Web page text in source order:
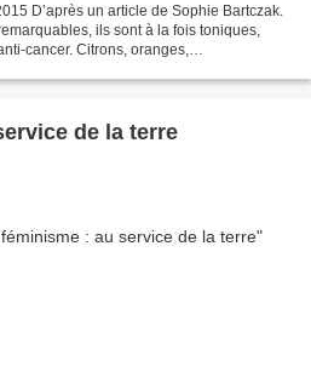
D’après un article de Sophie Bartczak.
ils sont à la fois toniques,
cancer. Citrons, oranges,
de la terre